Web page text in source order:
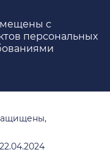
с
персональных